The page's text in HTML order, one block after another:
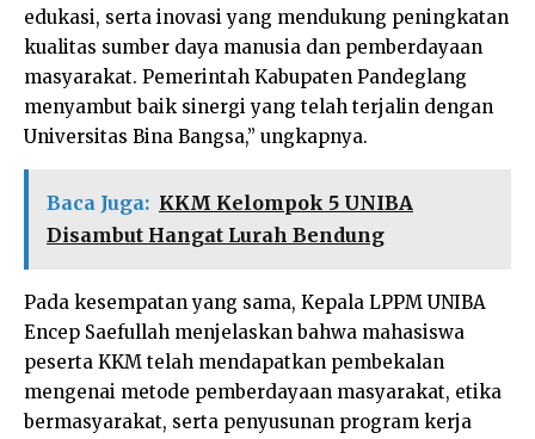
edukasi, serta inovasi yang mendukung peningkatan
kualitas sumber daya manusia dan pemberdayaan
masyarakat. Pemerintah Kabupaten Pandeglang
menyambut baik sinergi yang telah terjalin dengan
Universitas Bina Bangsa,” ungkapnya.
Baca Juga: KKM Kelompok 5 UNIBA
Disambut Hangat Lurah Bendung
Pada kesempatan yang sama, Kepala LPPM UNIBA
Encep Saefullah menjelaskan bahwa mahasiswa
peserta KKM telah mendapatkan pembekalan
mengenai metode pemberdayaan masyarakat, etika
bermasyarakat, serta penyusunan program kerja